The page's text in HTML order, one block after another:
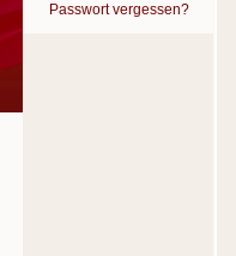
Passwort vergessen?